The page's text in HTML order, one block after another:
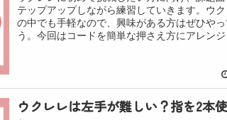
テップアップしながら練習していきます。ウ
の中でも手軽なので、興味がある方はぜひやっ
う。今回はコードを簡単な押さえ方にアレンジ
ウクレレは左手が難しい？指を2本